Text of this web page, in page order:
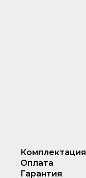
Комплектация
Оплата
Гарантия